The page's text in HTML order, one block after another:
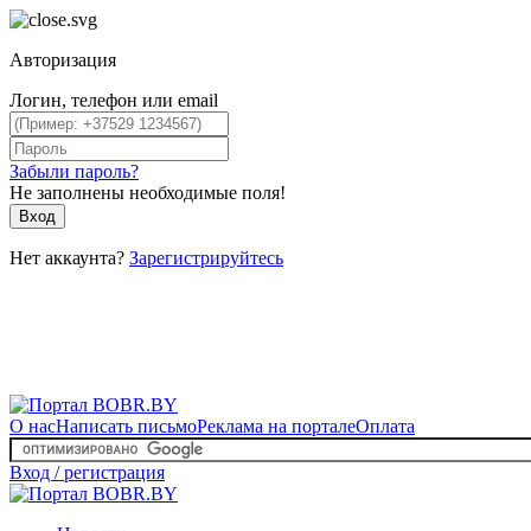
Авторизация
Логин, телефон или email
Забыли пароль?
Не заполнены необходимые поля!
Вход
Нет аккаунта? Зарегистрируйтесь
О насНаписать письмоРеклама на порталеОплата
Вход / регистрация